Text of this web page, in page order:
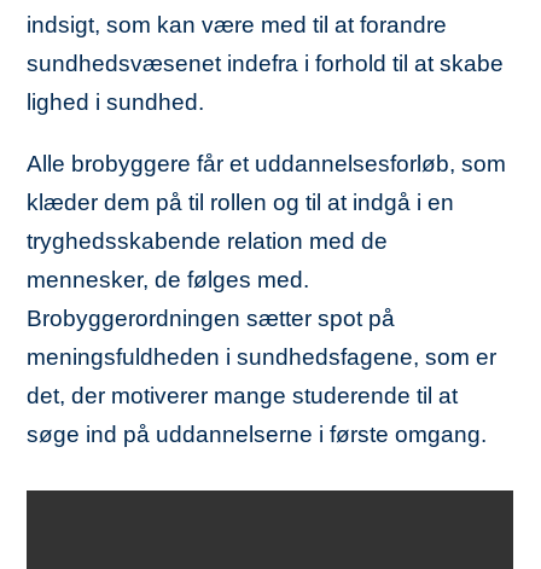
indsigt, som kan være med til at forandre
sundhedsvæsenet indefra i forhold til at skabe
lighed i sundhed.
Alle brobyggere får et uddannelsesforløb, som
klæder dem på til rollen og til at indgå i en
tryghedsskabende relation med de
mennesker, de følges med.
Brobyggerordningen sætter spot på
meningsfuldheden i sundhedsfagene, som er
det, der motiverer mange studerende til at
søge ind på uddannelserne i første omgang.